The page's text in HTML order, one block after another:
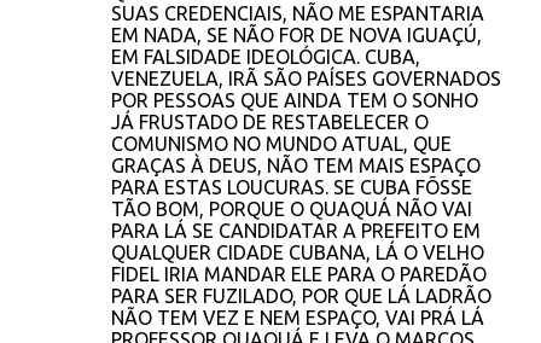
SUAS CREDENCIAIS, NÃO ME ESPANTARIA
EM NADA, SE NÃO FOR DE NOVA IGUAÇÚ,
EM FALSIDADE IDEOLÓGICA. CUBA,
VENEZUELA, IRÃ SÃO PAÍSES GOVERNADOS
POR PESSOAS QUE AINDA TEM O SONHO
JÁ FRUSTADO DE RESTABELECER O
COMUNISMO NO MUNDO ATUAL, QUE
GRAÇAS À DEUS, NÃO TEM MAIS ESPAÇO
PARA ESTAS LOUCURAS. SE CUBA FÕSSE
TÃO BOM, PORQUE O QUAQUÁ NÃO VAI
PARA LÁ SE CANDIDATAR A PREFEITO EM
QUALQUER CIDADE CUBANA, LÁ O VELHO
FIDEL IRIA MANDAR ELE PARA O PAREDÃO
PARA SER FUZILADO, POR QUE LÁ LADRÃO
NÃO TEM VEZ E NEM ESPAÇO, VAI PRÁ LÁ